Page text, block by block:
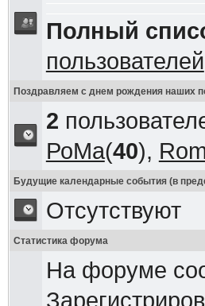
Полный
пользователей
Поздравляем с днем рождения наших
2
РоМа(40),
Будущие календарные события (в
Отсутствуют
Статистика форума
На форуме